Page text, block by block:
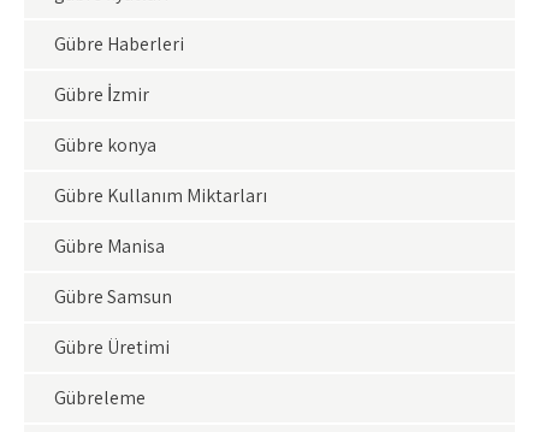
Gübre Haberleri
Gübre İzmir
Gübre konya
Gübre Kullanım Miktarları
Gübre Manisa
Gübre Samsun
Gübre Üretimi
Gübreleme